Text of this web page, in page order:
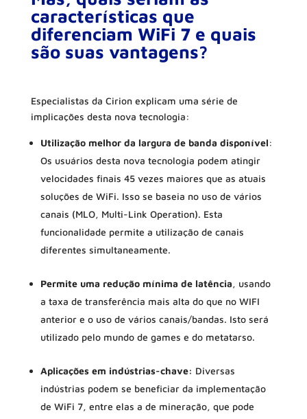
características que
diferenciam WiFi 7 e quais
são suas vantagens?
Especialistas da Cirion explicam uma série de
implicações desta nova tecnologia:
Utilização melhor da largura de banda disponível:
Os usuários desta nova tecnologia podem atingir
velocidades finais 45 vezes maiores que as atuais
soluções de WiFi. Isso se baseia no uso de vários
canais (MLO, Multi-Link Operation). Esta
funcionalidade permite a utilização de canais
diferentes simultaneamente.
Permite uma redução mínima de latência, usando
a taxa de transferência mais alta do que no WIFI
anterior e o uso de vários canais/bandas. Isto será
utilizado pelo mundo de games e do metatarso.
Aplicações em indústrias-chave: Diversas
indústrias podem se beneficiar da implementação
de WiFi 7, entre elas a de mineração, que pode